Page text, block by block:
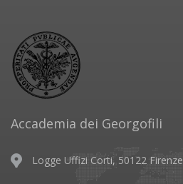
Accademia dei Georgofili
Logge Uffizi Corti, 50122 Firenze